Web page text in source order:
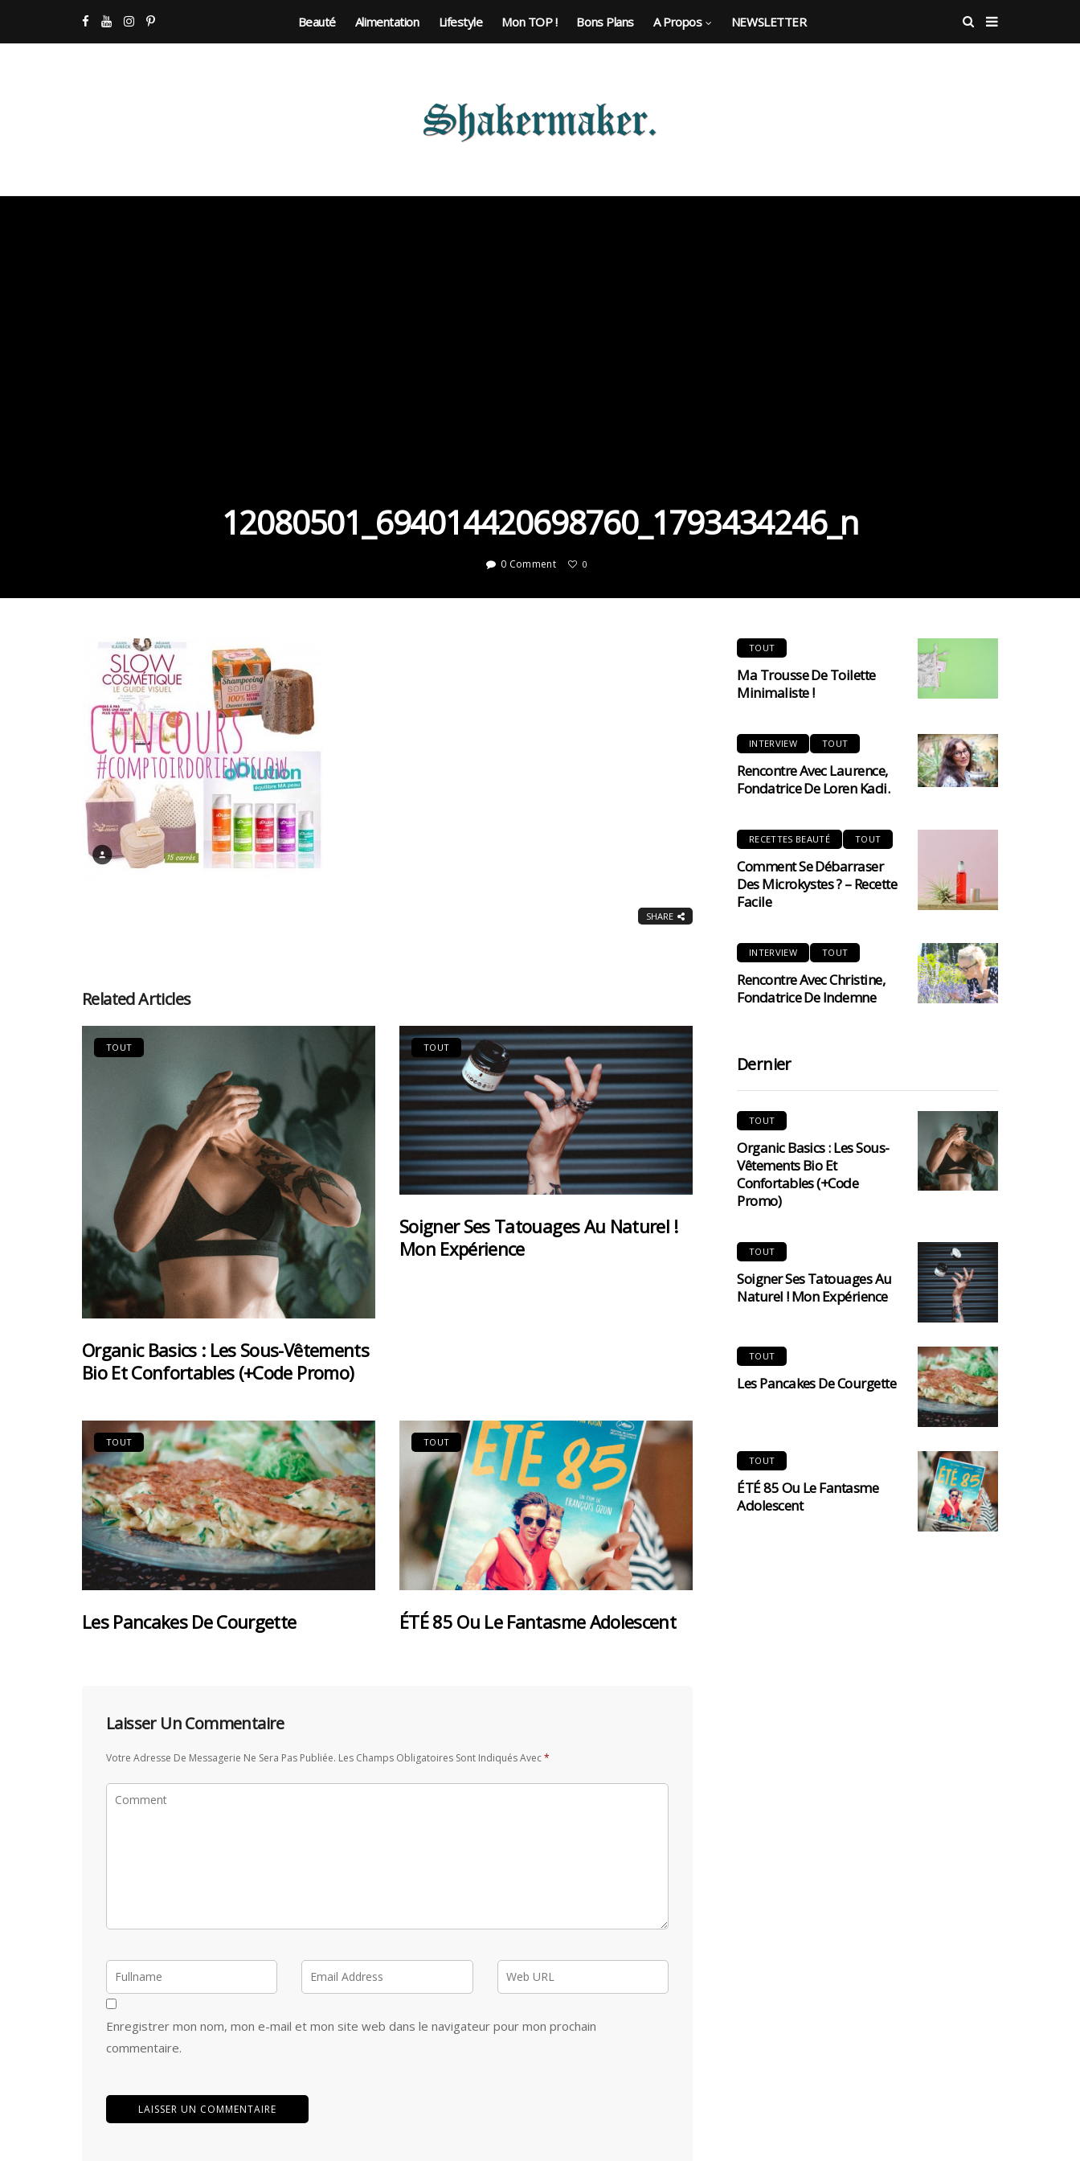
Beauté Alimentation Lifestyle Mon TOP ! Bons Plans A Propos NEWSLETTER
12080501_694014420698760_1793434246_n
0 Comment 0
SHARE
Related Articles
TOUT
Organic Basics : Les Sous-Vêtements
Bio Et Confortables (+code Promo)
TOUT
Soigner Ses Tatouages Au Naturel !
Mon Expérience
TOUT
Les Pancakes De Courgette
TOUT
ÉTÉ 85 Ou Le Fantasme Adolescent
Laisser Un Commentaire
Votre Adresse De Messagerie Ne Sera Pas Publiée. Les Champs Obligatoires Sont Indiqués Avec*
Enregistrer mon nom, mon e-mail et mon site web dans le navigateur pour mon prochain
commentaire.
TOUT
Ma Trousse De Toilette
Minimaliste !
INTERVIEW TOUT
Rencontre Avec Laurence,
Fondatrice De Loren Kadi.
RECETTES BEAUTÉ TOUT
Comment Se Débarraser
Des Microkystes ? – Recette
Facile
INTERVIEW TOUT
Rencontre Avec Christine,
Fondatrice De Indemne
Dernier
TOUT
Organic Basics : Les Sous-
Vêtements Bio Et
Confortables (+code
Promo)
TOUT
Soigner Ses Tatouages Au
Naturel ! Mon Expérience
TOUT
Les Pancakes De Courgette
TOUT
ÉTÉ 85 Ou Le Fantasme
Adolescent